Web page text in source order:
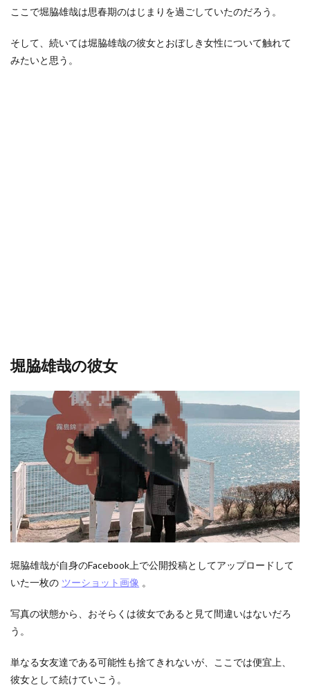
ここで堀脇雄哉は思春期のはじまりを過ごしていたのだろう。
そして、続いては堀脇雄哉の彼女とおぼしき女性について触れて
みたいと思う。
堀脇雄哉の彼女
堀脇雄哉が自身のFacebook上で公開投稿としてアップロードして
いた一枚の ツーショット画像 。
写真の状態から、おそらくは彼女であると見て間違いはないだろ
う。
単なる女友達である可能性も捨てきれないが、ここでは便宜上、
彼女として続けていこう。